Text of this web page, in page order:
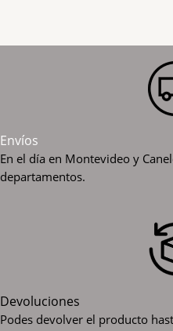
Envíos
En el día en Montevideo y
departamentos.
Devoluciones
Podes devolver el producto